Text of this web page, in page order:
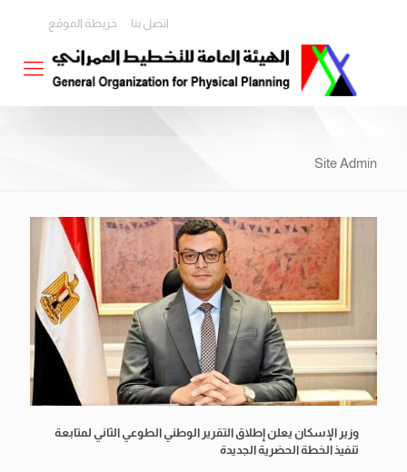
اتصل بنا خريطة الموقع
Site Admin
وزير الإسكان يعلن إطلاق التقرير الوطني الطوعي الثاني لمتابعة
تنفيذ الخطة الحضرية الجديدة